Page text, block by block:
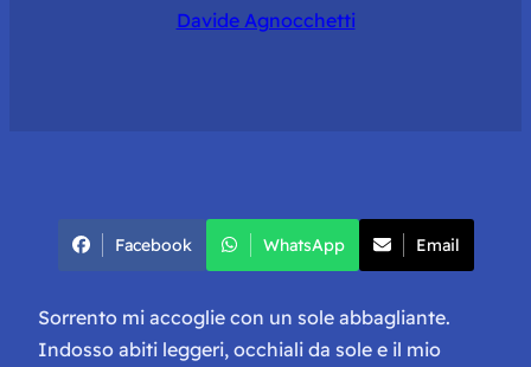
Davide Agnocchetti
Facebook WhatsApp Email
Sorrento mi accoglie con un sole abbagliante.
Indosso abiti leggeri, occhiali da sole e il mio